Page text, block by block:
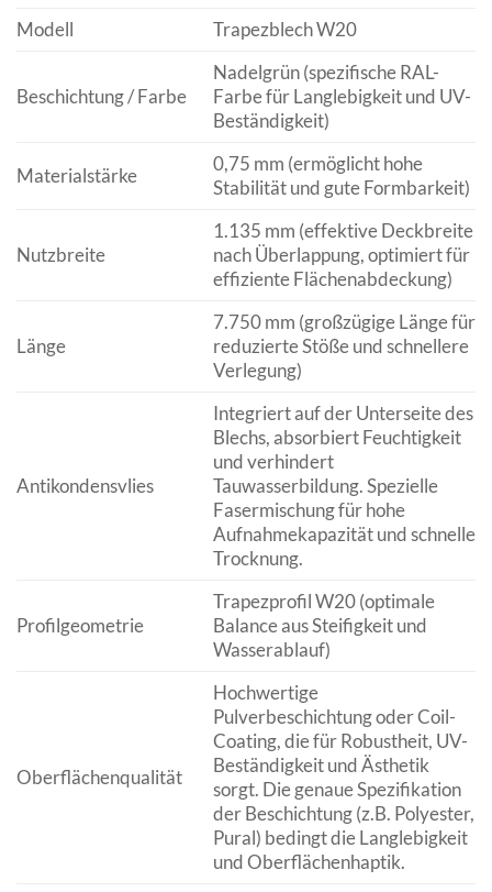
Modell
Trapezblech W20
Beschichtung / Farbe
Nadelgrün (spezifische RAL-
Farbe für Langlebigkeit und UV-
Beständigkeit)
Materialstärke
0,75 mm (ermöglicht hohe
Stabilität und gute Formbarkeit)
Nutzbreite
1.135 mm (effektive Deckbreite
nach Überlappung, optimiert für
effiziente Flächenabdeckung)
Länge
7.750 mm (großzügige Länge für
reduzierte Stöße und schnellere
Verlegung)
Antikondensvlies
Integriert auf der Unterseite des
Blechs, absorbiert Feuchtigkeit
und verhindert
Tauwasserbildung. Spezielle
Fasermischung für hohe
Aufnahmekapazität und schnelle
Trocknung.
Profilgeometrie
Trapezprofil W20 (optimale
Balance aus Steifigkeit und
Wasserablauf)
Oberflächenqualität
Hochwertige
Pulverbeschichtung oder Coil-
Coating, die für Robustheit, UV-
Beständigkeit und Ästhetik
sorgt. Die genaue Spezifikation
der Beschichtung (z.B. Polyester,
Pural) bedingt die Langlebigkeit
und Oberflächenhaptik.